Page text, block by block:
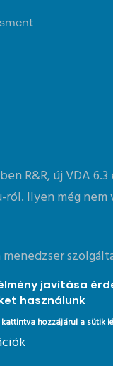
R&R, új VDA 6.3
ról. Ilyen még nem
javítása
használunk
kattintva hozzájárul a sütik